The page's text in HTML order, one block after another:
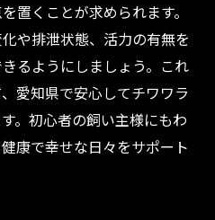
置くことが求められます。
や排泄状態、活力の有無を
るようにしましょう。これ
愛知県で安心してチワワラ
。初心者の飼い主様にもわ
康で幸せな日々をサポート